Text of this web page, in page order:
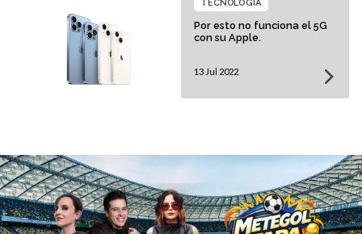
Por esto no funciona el 5G
con su Apple.
13 Jul 2022